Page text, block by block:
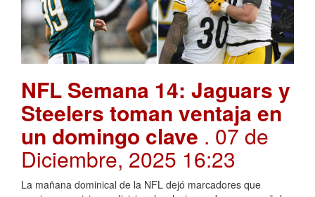
NFL Semana 14: Jaguars y
Steelers toman ventaja en
un domingo clave . 07 de
Diciembre, 2025 16:23
La mañana dominical de la NFL dejó marcadores que